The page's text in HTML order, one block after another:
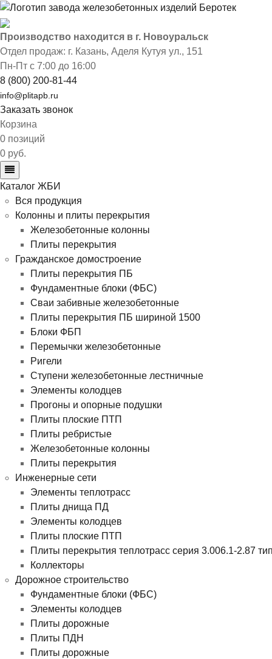
Производство находится в г. Новоуральск
Отдел продаж: г. Казань, Аделя Кутуя ул., 151
Пн-Пт с 7:00 до 16:00
8 (800) 200-81-44
info@plitapb.ru
Заказать звонок
Корзина
0 позиций
0 руб.
Каталог ЖБИ
Вся продукция
Колонны и плиты перекрытия
Железобетонные колонны
Плиты перекрытия
Гражданское домостроение
Плиты перекрытия ПБ
Фундаментные блоки (ФБС)
Сваи забивные железобетонные
Плиты перекрытия ПБ шириной 1500
Блоки ФБП
Перемычки железобетонные
Ригели
Ступени железобетонные лестничные
Элементы колодцев
Прогоны и опорные подушки
Плиты плоские ПТП
Плиты ребристые
Железобетонные колонны
Плиты перекрытия
Инженерные сети
Элементы теплотрасс
Плиты днища ПД
Элементы колодцев
Плиты плоские ПТП
Плиты перекрытия теплотрасс серия 3.006.1-2.87
Коллекторы
Дорожное строительство
Фундаментные блоки (ФБС)
Элементы колодцев
Плиты дорожные
Плиты ПДН
Плиты дорожные